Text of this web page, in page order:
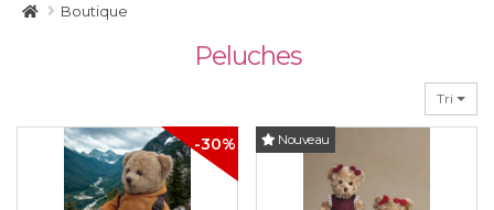
Boutique
Peluches
Tri
-30% Nouveau